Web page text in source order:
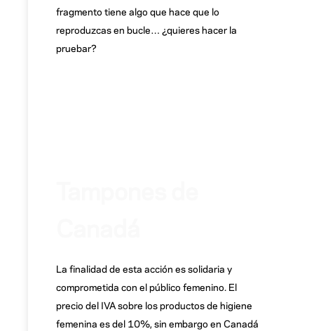
fragmento tiene algo que hace que lo
reproduzcas en bucle… ¿quieres hacer la
pruebar?
La finalidad de esta acción es solidaria y
comprometida con el público femenino. El
precio del IVA sobre los productos de higiene
femenina es del 10%, sin embargo en Canadá